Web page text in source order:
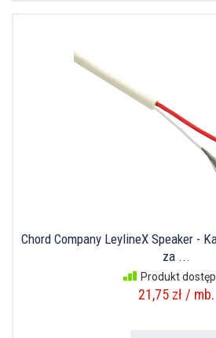
Chord Company LeylineX Speaker -
za ...
Produkt
21,75 zł / mb.